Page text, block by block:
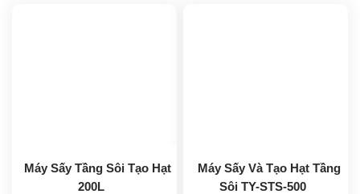
Máy Sấy Tầng Sôi Tạo Hạt
200L
Máy Sấy Và Tạo Hạt Tầng
Sôi TY-STS-500